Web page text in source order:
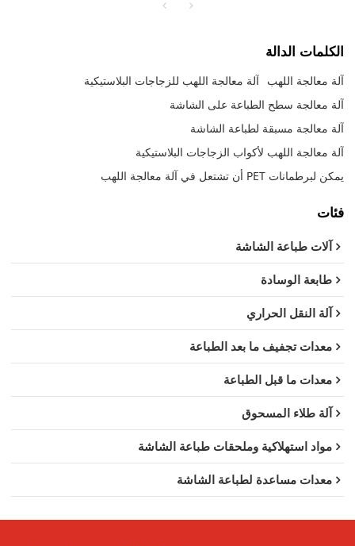
الكلمات الدالة
آلة معالجة اللهب
آلة معالجة اللهب للزجاجات البلاستيكية
آلة معالجة سطح الطباعة على الشاشة
آلة معالجة مسبقة لطباعة الشاشة
آلة معالجة اللهب لأكواب الزجاجات البلاستيكية
يمكن لبرطمانات PET أن تشتعل في آلة معالجة اللهب
فئات
آلات طباعة الشاشة
طابعة الوسادة
آلة النقل الحراري
معدات تجفيف ما بعد الطباعة
معدات ما قبل الطباعة
آلة طلاء المسحوق
مواد استهلاكية وملحقات طباعة الشاشة
معدات مساعدة لطباعة الشاشة